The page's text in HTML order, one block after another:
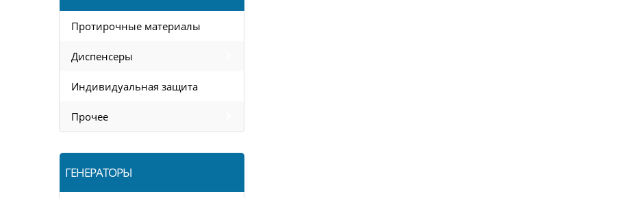
Протирочные материалы
Диспенсеры
Индивидуальная защита
Прочее
ГЕНЕРАТОРЫ